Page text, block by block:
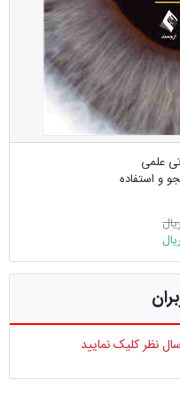
علمی
و استفاده
نظر کلیک نمایید